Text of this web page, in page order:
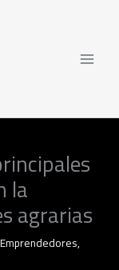
la
agrarias
Emprendedores,